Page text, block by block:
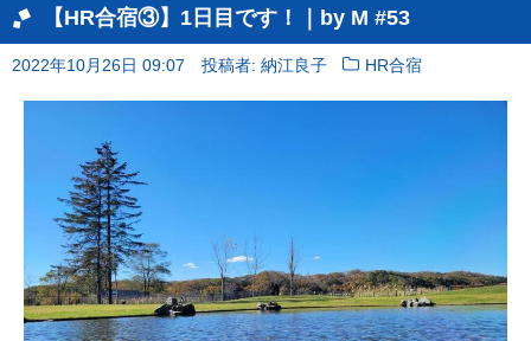
【HR合宿③】1日目です！｜by M #53
2022年10月26日 09:07 投稿者: 納江良子 HR合宿